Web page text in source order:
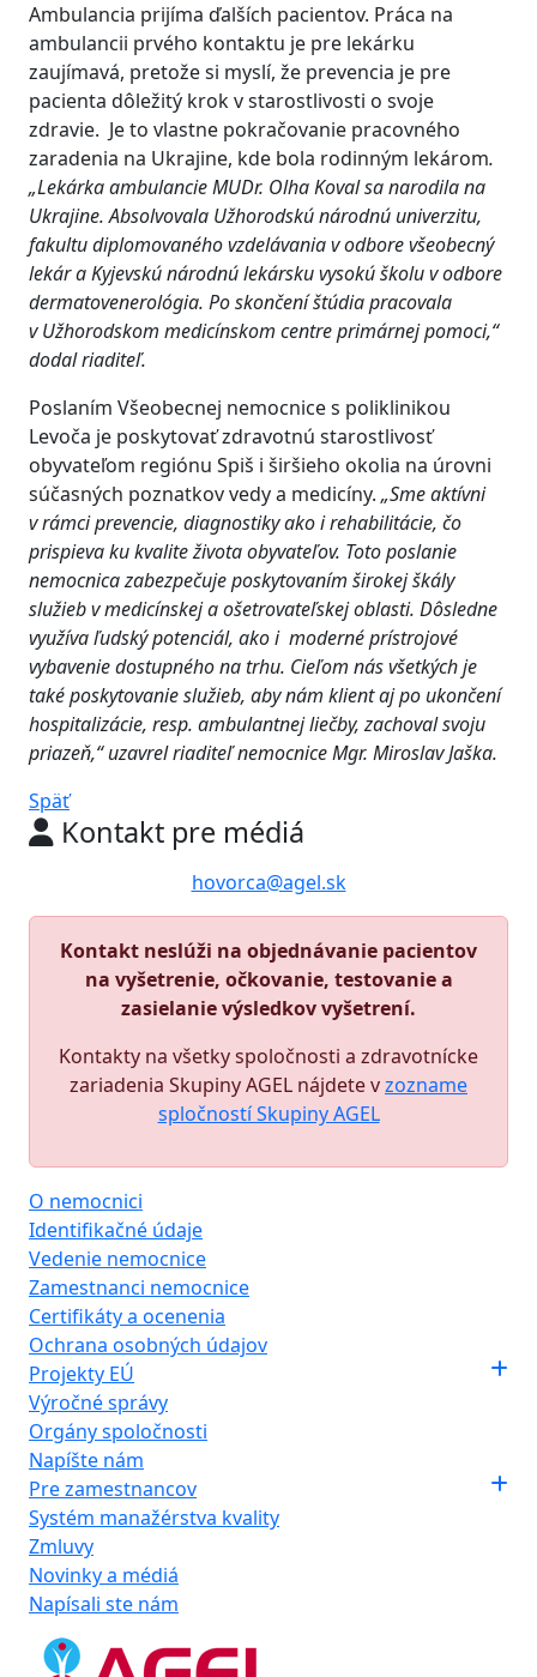
Ambulancia prijíma ďalších pacientov. Práca na
ambulancii prvého kontaktu je pre lekárku
zaujímavá, pretože si myslí, že prevencia je pre
pacienta dôležitý krok v starostlivosti o svoje
zdravie. Je to vlastne pokračovanie pracovného
zaradenia na Ukrajine, kde bola rodinným lekárom.
„Lekárka ambulancie MUDr. Olha Koval sa narodila na
Ukrajine.Absolvovala Užhorodskú národnú univerzitu,
fakultu diplomovaného vzdelávania v odbore všeobecný
lekár a Kyjevskú národnú lekársku vysokú školu v odbore
dermatovenerológia. Po skončení štúdia pracovala
v Užhorodskom medicínskom centre primárnej pomoci,“
dodal riaditeľ.
Poslaním Všeobecnej nemocnice s poliklinikou
Levoča je poskytovať zdravotnú starostlivosť
obyvateľom regiónu Spiš i širšieho okolia na úrovni
súčasných poznatkov vedy a medicíny. „Sme aktívni
v rámci prevencie, diagnostiky ako i rehabilitácie, čo
prispieva ku kvalite života obyvateľov. Toto poslanie
nemocnica zabezpečuje poskytovaním širokej škály
služieb v medicínskej a ošetrovateľskej oblasti. Dôsledne
využíva ľudský potenciál, ako i moderné prístrojové
vybavenie dostupného na trhu. Cieľom nás všetkých je
také poskytovanie služieb, aby nám klient aj po ukončení
hospitalizácie, resp. ambulantnej liečby, zachoval svoju
priazeň,“ uzavrel riaditeľ nemocnice Mgr. Miroslav Jaška.
Späť
Kontakt pre médiá
hovorca@agel.sk
Kontakt neslúži na objednávanie pacientov
na vyšetrenie, očkovanie, testovanie a
zasielanie výsledkov vyšetrení.
Kontakty na všetky spoločnosti a zdravotnícke
zariadenia Skupiny AGEL nájdete vzozname
spločností Skupiny AGEL
O nemocnici
Identifikačné údaje
Vedenie nemocnice
Zamestnanci nemocnice
Certifikáty a ocenenia
Ochrana osobných údajov
Projekty EÚ
Výročné správy
Orgány spoločnosti
Napíšte nám
Pre zamestnancov
Systém manažérstva kvality
Zmluvy
Novinky a médiá
Napísali ste nám